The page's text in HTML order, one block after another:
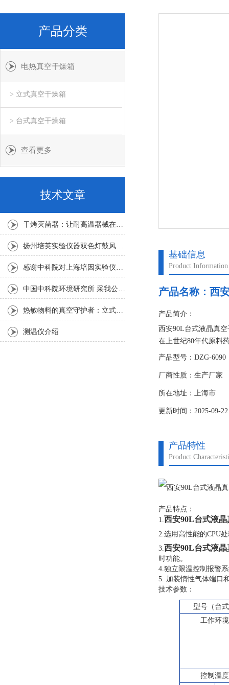
基础信息
Product Information
产品名称： 西
产品简介：
西安90L台式液晶真
在上世纪80年代原料
药品均一性，干燥后
产品型号：DZG-6090
厂商性质：生产厂家
所在地址：上海市
更新时间：2025-09-22
产品特性
Product
产品特点：
1.西安90L台式液
2.选用高性能的CPU
3.西安90L台式液
时功能。
4.独立限温控制报警
5. 加装惰性气体端口
技术参数：
型号（台
工作环境
控制温度
产品分类
电热真空干燥箱
> 立式真空干燥箱
> 台式真空干燥箱
查看更多
技术文章
干烤灭菌器：让耐高温器械在无水高温中重获无菌新生
扬州培英实验仪器双色灯鼓风干燥箱
感谢中科院对上海培因实验仪器的认可
中国中科院环境研究所 采我公司仪器300L人工气候箱 实验效果获高度评价
热敏物料的真空守护者：立式真空干燥箱选购指南
测温仪介绍